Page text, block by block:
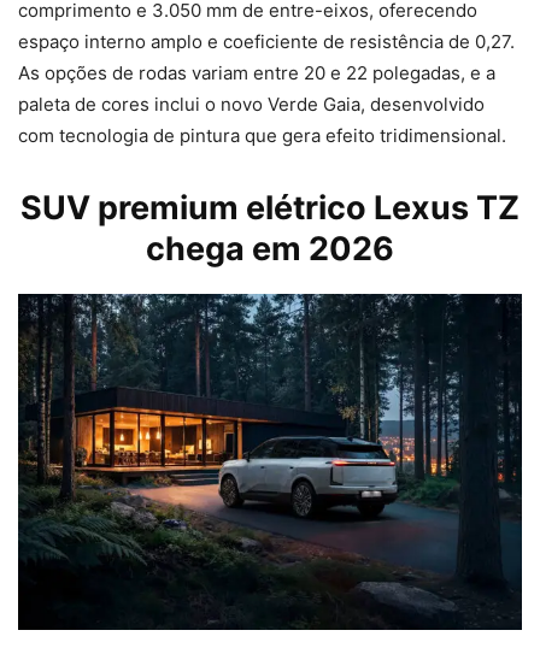
comprimento e 3.050 mm de entre-eixos, oferecendo
espaço interno amplo e coeficiente de resistência de 0,27.
As opções de rodas variam entre 20 e 22 polegadas, e a
paleta de cores inclui o novo Verde Gaia, desenvolvido
com tecnologia de pintura que gera efeito tridimensional.
SUV premium elétrico Lexus TZ
chega em 2026